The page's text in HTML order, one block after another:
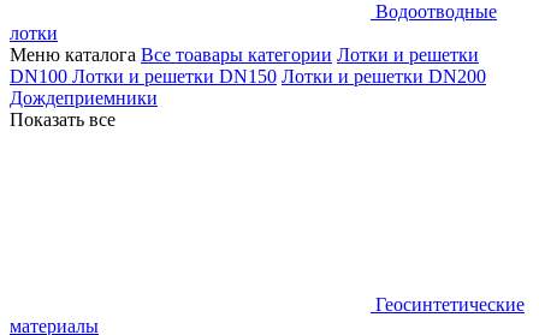
Водоотводные
лотки
Меню каталога Все тоавары категории Лотки и решетки
DN100 Лотки и решетки DN150 Лотки и решетки DN200
Дождеприемники
Показать все
Геосинтетические
материалы